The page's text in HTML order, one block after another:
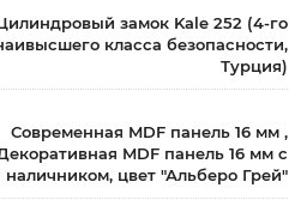
замок Kale 252 (4-го
класса безопасности,
Турция)
Современная MDF панель 16 мм ,
MDF панель 16 мм с
наличником, цвет "Альберо Грей"